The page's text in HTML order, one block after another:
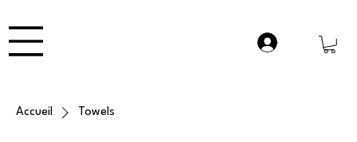
Accueil Towels